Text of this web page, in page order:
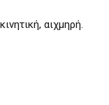
αιχμηρή.